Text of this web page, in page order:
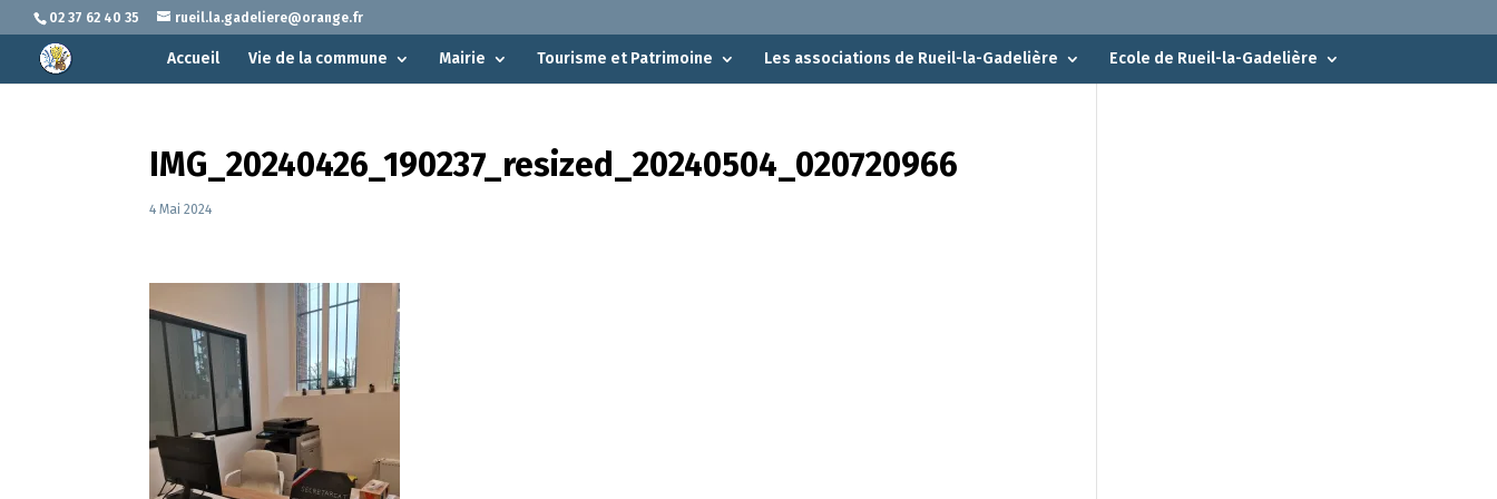
02 37 62 40 35 rueil.la.gadeliere@orange.fr
Accueil Vie de la commune Mairie Tourisme et Patrimoine Les associations de Rueil-la-Gadelière Ecole de Rueil-la-Gadelière
IMG_20240426_190237_resized_20240504_020720966
4 Mai 2024